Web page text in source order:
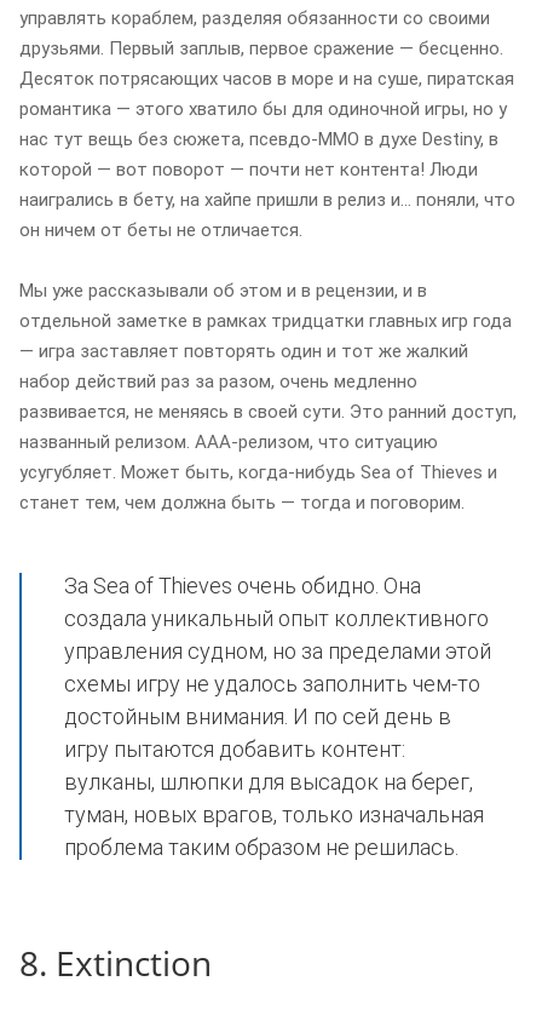
управлять кораблем, разделяя обязанности со своими
друзьями. Первый заплыв, первое сражение — бесценно.
Десяток потрясающих часов в море и на суше, пиратская
романтика — этого хватило бы для одиночной игры, но у
нас тут вещь без сюжета, псевдо-ММО в духе Destiny, в
которой — вот поворот — почти нет контента! Люди
наигрались в бету, на хайпе пришли в релиз и… поняли, что
он ничем от беты не отличается.
Мы уже рассказывали об этом и в рецензии, и в
отдельной заметке в рамках тридцатки главных игр года
— игра заставляет повторять один и тот же жалкий
набор действий раз за разом, очень медленно
развивается, не меняясь в своей сути. Это ранний доступ,
названный релизом. ААА-релизом, что ситуацию
усугубляет. Может быть, когда-нибудь Sea of Thieves и
станет тем, чем должна быть — тогда и поговорим.
За Sea of Thieves очень обидно. Она
создала уникальный опыт коллективного
управления судном, но за пределами этой
схемы игру не удалось заполнить чем-то
достойным внимания. И по сей день в
игру пытаются добавить контент:
вулканы, шлюпки для высадок на берег,
туман, новых врагов, только изначальная
проблема таким образом не решилась.
8. Extinction